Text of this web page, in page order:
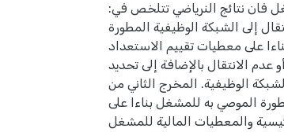
فان نتائج النرياضي تتلخص في:
إلى الشبكة الوظيفية المطورة
على معطيات تقييم الاستعداد
عدم الانتقال بالإضافة إلى تحديد
الوظيفية. المخرج الثاني من
الموصي به للمشغل بناءا على
والمعطيات المالية للمشغل.